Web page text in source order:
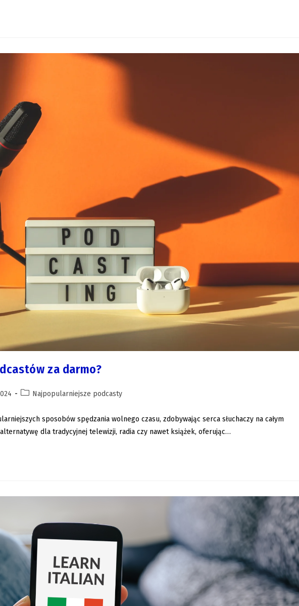
za darmo?
Najpopularniejsze podcasty
sposobów spędzania wolnego czasu, zdobywając serca słuchaczy na całym
dla tradycyjnej telewizji, radia czy nawet książek, oferując…